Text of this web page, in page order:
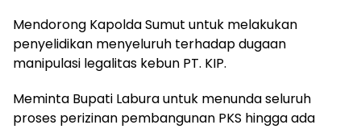
Mendorong Kapolda Sumut untuk melakukan
penyelidikan menyeluruh terhadap dugaan
manipulasi legalitas kebun PT. KIP.
Meminta Bupati Labura untuk menunda seluruh
proses perizinan pembangunan PKS hingga ada